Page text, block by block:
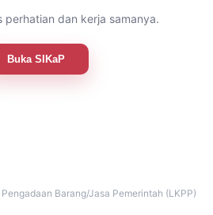
perhatian dan kerja samanya.
Buka SIKaP
Barang/Jasa Pemerintah (LKPP)